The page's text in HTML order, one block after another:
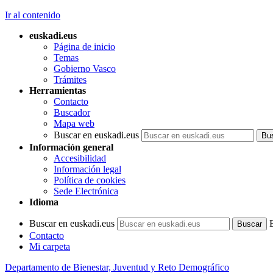
Ir al contenido
euskadi.eus
Página de inicio
Temas
Gobierno Vasco
Trámites
Herramientas
Contacto
Buscador
Mapa web
Buscar en euskadi.eus
Información general
Accesibilidad
Información legal
Política de cookies
Sede Electrónica
Idioma
Buscar en euskadi.eus
Contacto
Mi carpeta
Departamento de Bienestar, Juventud y Reto Demográfico